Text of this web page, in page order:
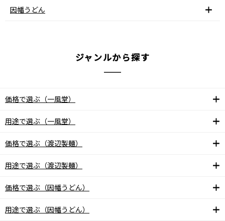
因幡うどん
ジャンルから探す
価格で選ぶ（一風堂）
用途で選ぶ（一風堂）
価格で選ぶ（渡辺製麺）
用途で選ぶ（渡辺製麺）
価格で選ぶ（因幡うどん）
用途で選ぶ（因幡うどん）